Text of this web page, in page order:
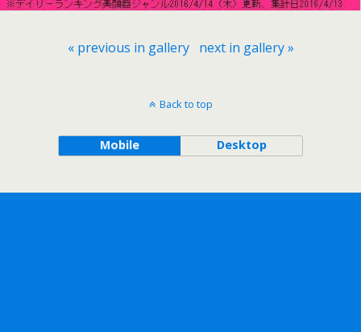
« previous in gallery next in gallery »
Back to top
Mobile Desktop